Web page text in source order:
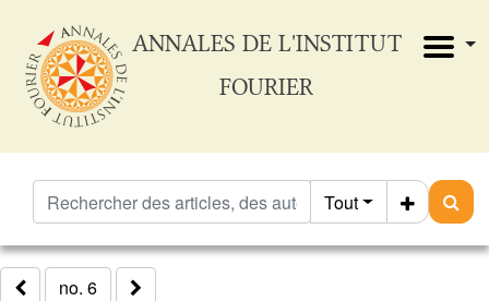
ANNALES DE L'INSTITUT
FOURIER
Tout
no. 6